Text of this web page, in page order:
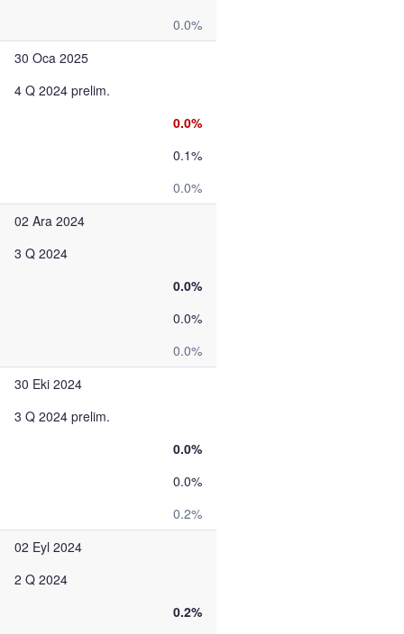
0.0%
30 Oca 2025
4 Q 2024 prelim.
0.0%
0.1%
0.0%
02 Ara 2024
3 Q 2024
0.0%
0.0%
0.0%
30 Eki 2024
3 Q 2024 prelim.
0.0%
0.0%
0.2%
02 Eyl 2024
2 Q 2024
0.2%